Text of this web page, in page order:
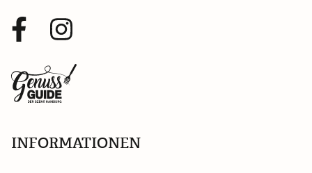
Facebook
Profil
Instagram
Zurück
zur
INFORMATIONEN